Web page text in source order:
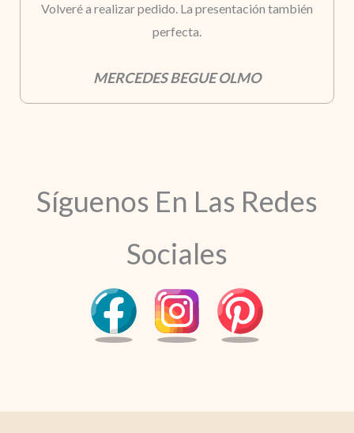
Volveré a realizar pedido. La presentación también
perfecta.
MERCEDES BEGUE OLMO
Síguenos En Las Redes
Sociales